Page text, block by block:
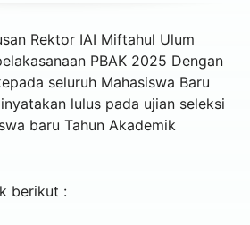
Rektor IAI Miftahul Ulum
PBAK 2025 Dengan
seluruh Mahasiswa Baru
lulus pada ujian seleksi
baru Tahun Akademik
berikut :